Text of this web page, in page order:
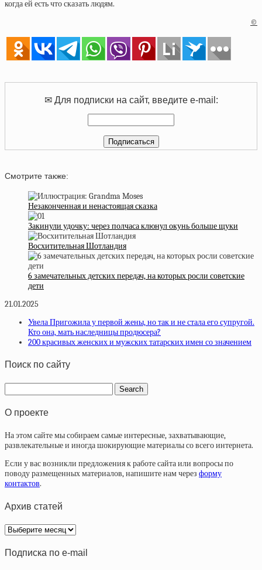
когда ей есть что сказать людям.
©
✉ Для подписки на сайт, введите e-mail:
Смотрите также:
Незаконченная и ненастоящая сказка
Закинули удочку: через полчаса клюнул окунь больше щуки
Восхитительная Шотландия
6 замечательных детских передач, на которых росли советские
дети
21.01.2025
Увела Пригожила у первой жены, но так и не стала его супругой.
Кто она, мать наследницы продюсера?
200 красивых женских и мужских татарских имен со значением
Поиск по сайту
О проекте
На этом сайте мы собираем самые интересные, захватывающие,
развлекательные и иногда шокирующие материалы со всего интернета.
Если у вас возникли предложения к работе сайта или вопросы по
поводу размещенных материалов, напишите нам через форму
контактов.
Архив статей
Архив
статей
Подписка по e-mail